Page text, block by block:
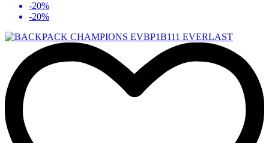
-20%
-20%